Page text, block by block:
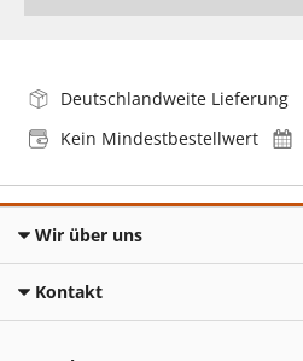
Deutschlandweite Lieferung
Kein Mindestbestellwert
Wir über uns
Kontakt